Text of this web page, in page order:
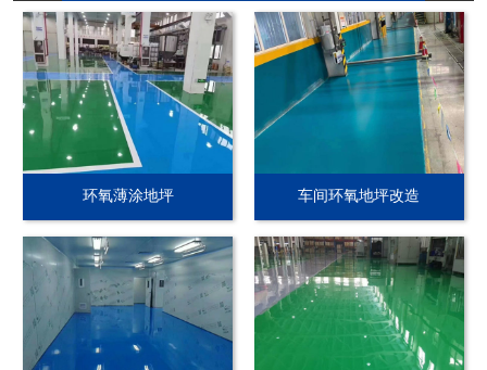
环氧薄涂地坪 车间环氧地坪改造